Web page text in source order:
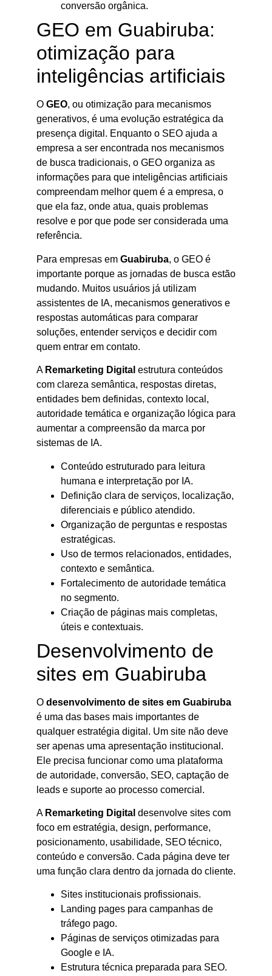
conversão orgânica.
GEO em Guabiruba:
otimização para
inteligências artificiais
O GEO, ou otimização para mecanismos
generativos, é uma evolução estratégica da
presença digital. Enquanto o SEO ajuda a
empresa a ser encontrada nos mecanismos
de busca tradicionais, o GEO organiza as
informações para que inteligências artificiais
compreendam melhor quem é a empresa, o
que ela faz, onde atua, quais problemas
resolve e por que pode ser considerada uma
referência.
Para empresas em Guabiruba, o GEO é
importante porque as jornadas de busca estão
mudando. Muitos usuários já utilizam
assistentes de IA, mecanismos generativos e
respostas automáticas para comparar
soluções, entender serviços e decidir com
quem entrar em contato.
A Remarketing Digital estrutura conteúdos
com clareza semântica, respostas diretas,
entidades bem definidas, contexto local,
autoridade temática e organização lógica para
aumentar a compreensão da marca por
sistemas de IA.
Conteúdo estruturado para leitura
humana e interpretação por IA.
Definição clara de serviços, localização,
diferenciais e público atendido.
Organização de perguntas e respostas
estratégicas.
Uso de termos relacionados, entidades,
contexto e semântica.
Fortalecimento de autoridade temática
no segmento.
Criação de páginas mais completas,
úteis e contextuais.
Desenvolvimento de
sites em Guabiruba
O desenvolvimento de sites em Guabiruba
é uma das bases mais importantes de
qualquer estratégia digital. Um site não deve
ser apenas uma apresentação institucional.
Ele precisa funcionar como uma plataforma
de autoridade, conversão, SEO, captação de
leads e suporte ao processo comercial.
A Remarketing Digital desenvolve sites com
foco em estratégia, design, performance,
posicionamento, usabilidade, SEO técnico,
conteúdo e conversão. Cada página deve ter
uma função clara dentro da jornada do cliente.
Sites institucionais profissionais.
Landing pages para campanhas de
tráfego pago.
Páginas de serviços otimizadas para
Google e IA.
Estrutura técnica preparada para SEO.